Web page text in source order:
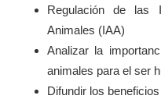
Regulación de las
Animales (IAA)​
Analizar la
animales para el ser
Difundir los